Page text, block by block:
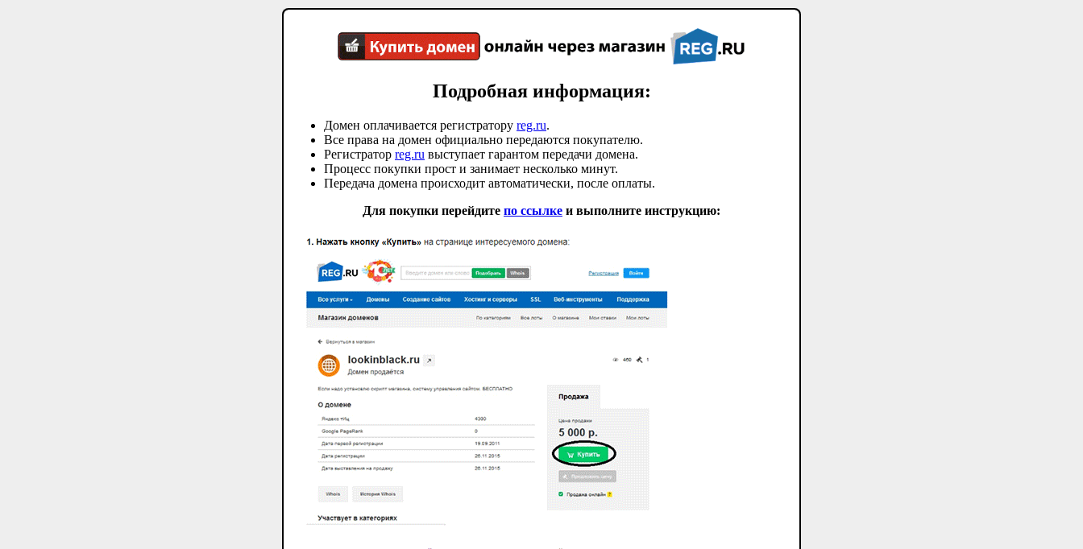
Подробная информация:
Домен оплачивается регистратору reg.ru.
Все права на домен официально передаются покупателю.
Регистратор reg.ru выступает гарантом передачи домена.
Процесс покупки прост и занимает несколько минут.
Передача домена происходит автоматически, после оплаты.
Для покупки перейдите по ссылке и выполните инструкцию: